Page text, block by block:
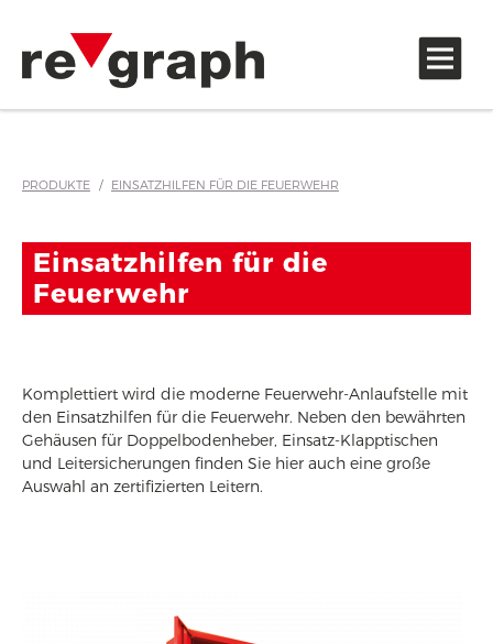
Zubehör und Hinweisaufkleber
PRODUKTE EINSATZHILFEN FÜR DIE FEUERWEHR
Einsatzhilfen für die
Feuerwehr
Komplettiert wird die moderne Feuerwehr-Anlaufstelle mit
den Einsatzhilfen für die Feuerwehr. Neben den bewährten
Gehäusen für Doppelbodenheber, Einsatz-Klapptischen
und Leitersicherungen finden Sie hier auch eine große
Auswahl an zertifizierten Leitern.